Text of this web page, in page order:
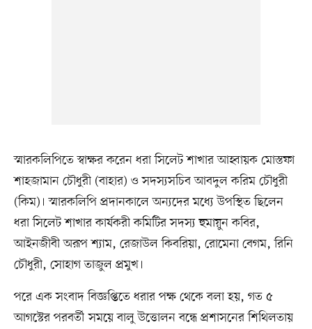
স্মারকলিপিতে স্বাক্ষর করেন ধরা সিলেট শাখার আহ্বায়ক মোস্তফা
শাহজামান চৌধুরী (বাহার) ও সদস্যসচিব আবদুল করিম চৌধুরী
(কিম)। স্মারকলিপি প্রদানকালে অন্যদের মধ্যে উপস্থিত ছিলেন
ধরা সিলেট শাখার কার্যকরী কমিটির সদস্য হুমায়ুন কবির,
আইনজীবী অরূপ শ্যাম, রেজাউল কিবরিয়া, রোমেনা বেগম, রিনি
চৌধুরী, সোহাগ তাজুল প্রমুখ।
পরে এক সংবাদ বিজ্ঞপ্তিতে ধরার পক্ষ থেকে বলা হয়, গত ৫
আগস্টের পরবর্তী সময়ে বালু উত্তোলন বন্ধে প্রশাসনের শিথিলতায়